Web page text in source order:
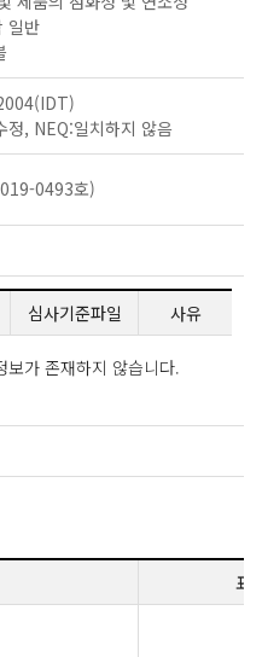
일반
, NEQ:일치하지 않음
0493호)
심사기준파일 사유
보가 존재하지 않습니다.
표